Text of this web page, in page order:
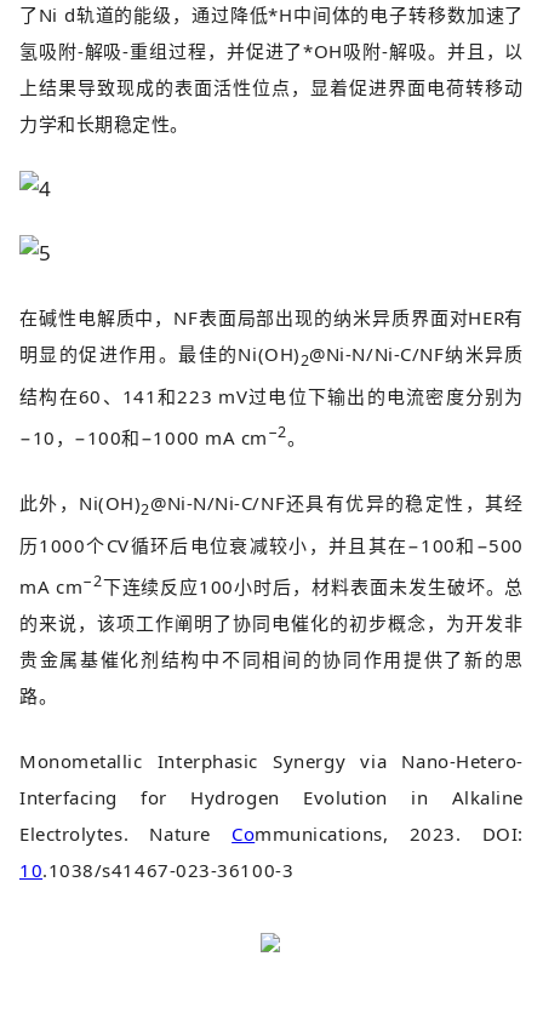
了Ni d轨道的能级，通过降低*H中间体的电子转移数加速了
氢吸附-解吸-重组过程，并促进了*OH吸附-解吸。并且，以
上结果导致现成的表面活性位点，显着促进界面电荷转移动
力学和长期稳定性。
在碱性电解质中，NF表面局部出现的纳米异质界面对HER有
明显的促进作用。最佳的Ni(OH)2@Ni-N/Ni-C/NF纳米异质
结构在60、141和223 mV过电位下输出的电流密度分别为
−10，−100和−1000 mA cm−2。
此外，Ni(OH)2@Ni-N/Ni-C/NF还具有优异的稳定性，其经
历1000个CV循环后电位衰减较小，并且其在−100和−500
mA cm−2下连续反应100小时后，材料表面未发生破坏。总
的来说，该项工作阐明了协同电催化的初步概念，为开发非
贵金属基催化剂结构中不同相间的协同作用提供了新的思
路。
Monometallic Interphasic Synergy via Nano-Hetero-
Interfacing for Hydrogen Evolution in Alkaline
Electrolytes. Nature Communications, 2023. DOI:
10.1038/s41467-023-36100-3